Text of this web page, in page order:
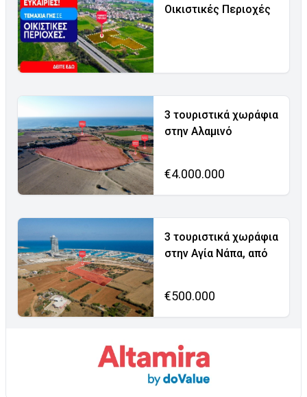
Οικιστικές Περιοχές
3 τουριστικά χωράφια
στην Αλαμινό
€4.000.000
3 τουριστικά χωράφια
στην Αγία Νάπα, από
€500.000